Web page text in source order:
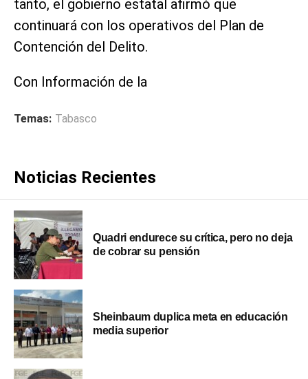
tanto, el gobierno estatal afirmó que
continuará con los operativos del Plan de
Contención del Delito.
Con Información de la
Temas: Tabasco
Noticias Recientes
Quadri endurece su crítica, pero no deja
de cobrar su pensión
Sheinbaum duplica meta en educación
media superior